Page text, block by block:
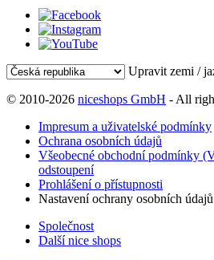
Upravit zemi /
© 2010-2026 niceshops GmbH - All
Impresum a uživatelské podmínky
Ochrana osobních údajů
Všeobecné obchodní podmínky
odstoupení
Prohlášení o přístupnosti
Nastavení ochrany osobních údajů
Společnost
Další nice shops